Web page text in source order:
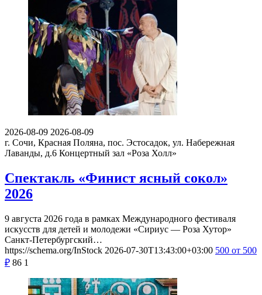
2026-08-09 2026-08-09
г. Сочи, Красная Поляна, пос. Эстосадок, ул. Набережная
Лаванды, д.6 Концертный зал «Роза Холл»
Спектакль «Финист ясный сокол»
2026
9 августа 2026 года в рамках Международного фестиваля
искусств для детей и молодежи «Сириус — Роза Хутор»
Санкт-Петербургский…
https://schema.org/InStock 2026-07-30T13:43:00+03:00 500 от 500
₽ 86 1